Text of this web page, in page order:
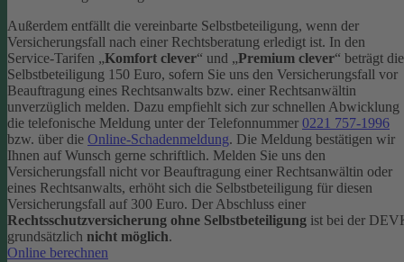
Außerdem entfällt die vereinbarte Selbstbeteiligung, wenn der
Versicherungsfall nach einer Rechtsberatung erledigt ist. In den
Service-Tarifen „Komfort clever“ und „Premium clever“ beträgt die
Selbstbeteiligung 150 Euro, sofern Sie uns den Versicherungsfall vor
Beauftragung eines Rechtsanwalts bzw. einer Rechtsanwältin
unverzüglich melden. Dazu empfiehlt sich zur schnellen Abwicklung
die telefonische Meldung unter der Telefonnummer 0221 757-1996
bzw. über die Online-Schadenmeldung. Die Meldung bestätigen wir
Ihnen auf Wunsch gerne schriftlich. Melden Sie uns den
Versicherungsfall nicht vor Beauftragung einer Rechtsanwältin oder
eines Rechtsanwalts, erhöht sich die Selbstbeteiligung für diesen
Versicherungsfall auf 300 Euro. Der Abschluss einer
Rechtsschutzversicherung ohne Selbstbeteiligung ist bei der
grundsätzlich nicht möglich.
Online berechnen